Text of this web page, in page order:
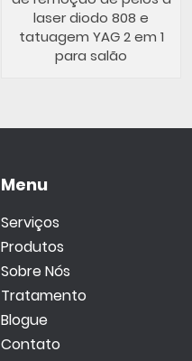
laser diodo 808 e
tatuagem YAG 2 em 1
para salão
Menu
Serviços
Produtos
Sobre Nós
Tratamento
Blogue
Contato